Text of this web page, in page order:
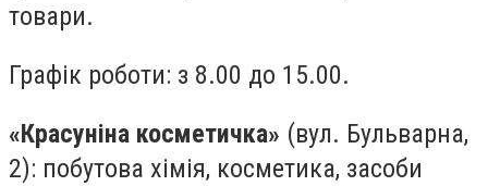
товари.
Графік роботи: з 8.00 до 15.00.
«Красуніна косметичка» (вул. Бульварна,
2): побутова хімія, косметика, засоби